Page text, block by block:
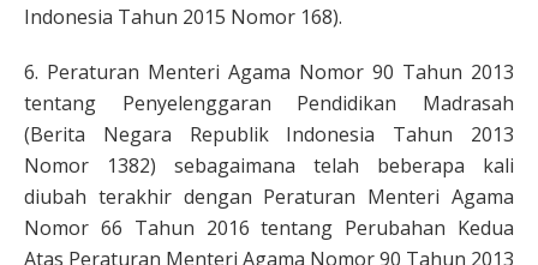
Indonesia Tahun 2015 Nomor 168).
6. Peraturan Menteri Agama Nomor 90 Tahun 2013
tentang Penyelenggaran Pendidikan Madrasah
(Berita Negara Republik Indonesia Tahun 2013
Nomor 1382) sebagaimana telah beberapa kali
diubah terakhir dengan Peraturan Menteri Agama
Nomor 66 Tahun 2016 tentang Perubahan Kedua
Atas Peraturan Menteri Agama Nomor 90 Tahun 2013